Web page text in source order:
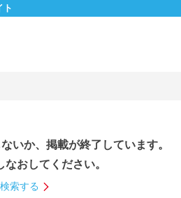
ト
いか、掲載が終了しています。
おしてください。
索する